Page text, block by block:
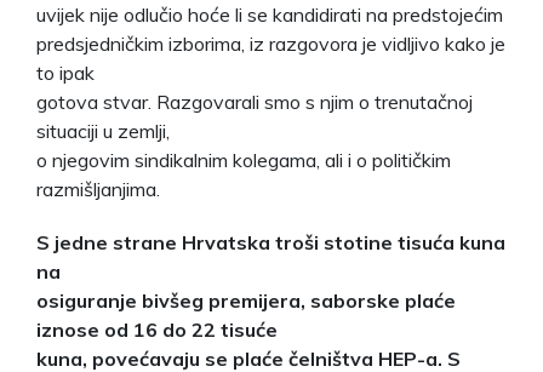
uvijek nije odlučio hoće li se kandidirati na predstojećim
predsjedničkim izborima, iz razgovora je vidljivo kako je
to ipak
gotova stvar. Razgovarali smo s njim o trenutačnoj
situaciji u zemlji,
o njegovim sindikalnim kolegama, ali i o političkim
razmišljanjima.
S jedne strane Hrvatska troši stotine tisuća kuna
na
osiguranje bivšeg premijera, saborske plaće
iznose od 16 do 22 tisuće
kuna, povećavaju se plaće čelništva HEP-a. S